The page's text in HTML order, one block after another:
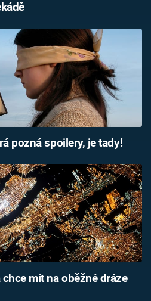
pozná spoilery, je tady!
mít na oběžné dráze